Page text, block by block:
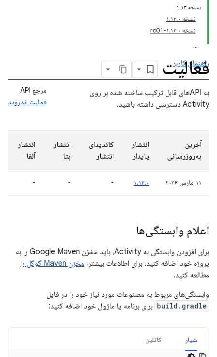
نسخه ۱.۱۳
نسخه ۱.۱۳.۰
نسخه ۱.۱۳.۰-rc01
فعالیت
راهنمای کاربر
مرجع API
فعالیت اندروید
به APIهای قابل ترکیب ساخته شده بر روی
Activity دسترسی داشته باشید.
آخرین
به‌روزرسانی
انتشار
پایدار
کاندیدای
انتشار
انتشار
بتا
انتشار
آلفا
۱۱ مارس ۲۰۲۶ ۱.۱۳.۰ -
-
-
اعلام وابستگی‌ها
برای افزودن وابستگی به Activity، باید مخزن Google Maven را به
پروژه خود اضافه کنید. برای اطلاعات بیشتر، مخزن Maven گوگل را
مطالعه کنید.
وابستگی‌های مربوط به مصنوعات مورد نیاز خود را در فایل
build.gradle برای برنامه یا ماژول خود اضافه کنید:
شیار کاتلین